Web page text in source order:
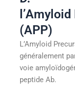
(APP)
L’Amyloid
généralement
voie
peptide Ab.